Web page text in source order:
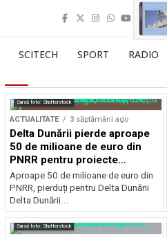
SCITECH SPORT RADIO
Sursă foto: Shutterstock
ACTUALITATE 3 săptămâni ago
Delta Dunării pierde aproape
50 de milioane de euro din
PNRR pentru proiecte
esențiale
Aproape 50 de milioane de euro din
PNRR, pierduți pentru Delta Dunării
Delta Dunării...
Sursă foto: Shutterstock